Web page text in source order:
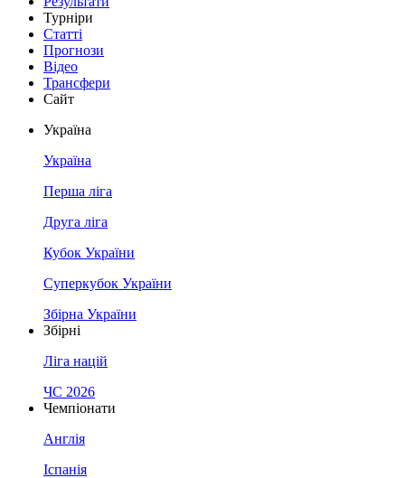
Турніри
Статті
Прогнози
Відео
Трансфери
Сайт
Україна
Україна
Перша ліга
Друга ліга
Кубок України
Суперкубок України
Збірна України
Збірні
Ліга націй
ЧС 2026
Чемпіонати
Англія
Іспанія